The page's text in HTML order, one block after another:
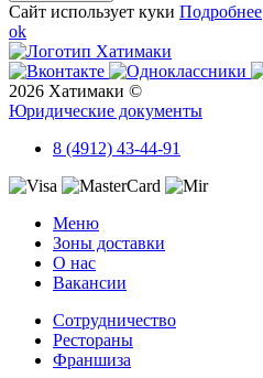
Сайт использует куки Подробнее
ok
2026 Хатимаки ©
Юридические документы
8 (4912) 43-44-91
Меню
Зоны доставки
О нас
Вакансии
Сотрудничество
Рестораны
Франшиза